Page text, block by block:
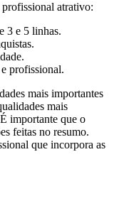
atrativo:
3 e 5 linhas.
profissional.
mais importantes
mais
importante que o
feitas no resumo.
que incorpora as